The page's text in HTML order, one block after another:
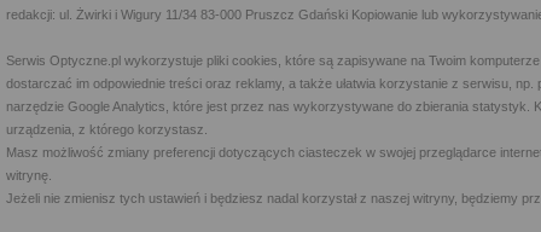
redakcji: ul. Żwirki i Wigury 11/34 83-000 Pruszcz Gdański Kopiowanie lub
Serwis Optyczne.pl wykorzystuje pliki cookies, które są zapisywane na Twoim
dostarczać im odpowiednie treści oraz reklamy, a także ułatwia korzystanie z serwisu,
narzędzie Google Analytics, które jest przez nas wykorzystywane do zbierania statystyk.
urządzenia, z którego korzystasz.
Masz możliwość zmiany preferencji dotyczących ciasteczek w swojej przeglądarce
witrynę.
Jeżeli nie zmienisz tych ustawień i będziesz nadal korzystał z naszej witryny, będziemy